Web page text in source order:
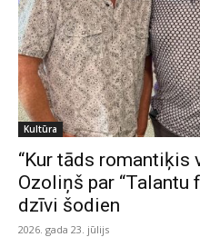
Kultūra
“Kur tāds romantiķis
Ozoliņš par “Talantu
dzīvi šodien
2026. gada 23. jūlijs